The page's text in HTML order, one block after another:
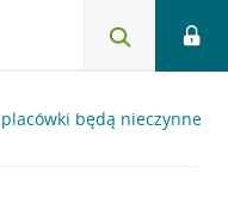
placówki będą nieczynne